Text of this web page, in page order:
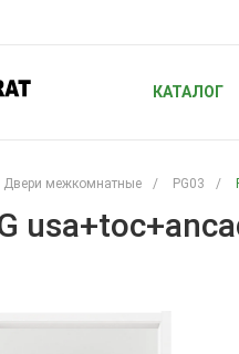
КАТАЛОГ
Двери межкомнатные / PG03 /